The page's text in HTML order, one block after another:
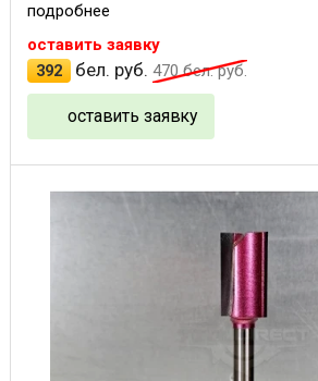
подробнее
оставить заявку
392
бел. руб. 470бел. руб.
оставить заявку